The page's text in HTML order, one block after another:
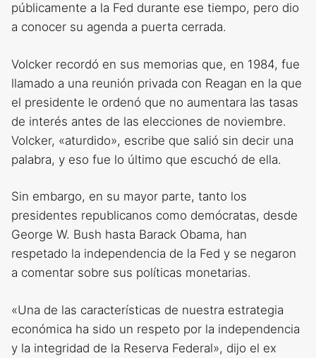
públicamente a la Fed durante ese tiempo, pero dio
a conocer su agenda a puerta cerrada.
Volcker recordó en sus memorias que, en 1984, fue
llamado a una reunión privada con Reagan en la que
el presidente le ordenó que no aumentara las tasas
de interés antes de las elecciones de noviembre.
Volcker, «aturdido», escribe que salió sin decir una
palabra, y eso fue lo último que escuchó de ella.
Sin embargo, en su mayor parte, tanto los
presidentes republicanos como demócratas, desde
George W. Bush hasta Barack Obama, han
respetado la independencia de la Fed y se negaron
a comentar sobre sus políticas monetarias.
«Una de las características de nuestra estrategia
económica ha sido un respeto por la independencia
y la integridad de la Reserva Federal», dijo el ex